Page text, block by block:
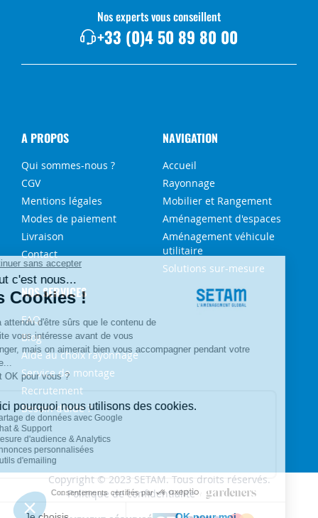
Nos experts vous conseillent
+33 (0)4 50 89 80 00
A PROPOS
Qui sommes-nous ?
CGV
Mentions légales
Modes de paiement
Livraison
Contact
NAVIGATION
Accueil
Rayonnage
Mobilier et Rangement
Aménagement d'espaces
Aménagement véhicule
utilitaire
Solutions sur-mesure
NOS SERVICES
FAQ
Blog
Aide au choix rayonnage
Service de montage
Recrutement
Besoin d'aide ?
Copyright © 2023 SETAM. Tous droits réservés.
Politique de confidentialité